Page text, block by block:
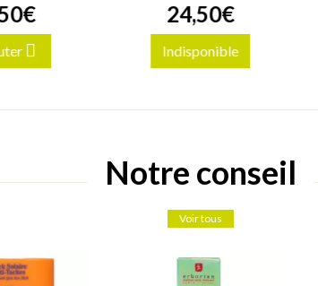
€ 24,50€
Indisponible
Notre conseil
Voir tous